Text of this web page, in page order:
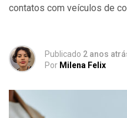
contatos com veículos de
Publicado 2 anos
Por Milena Felix